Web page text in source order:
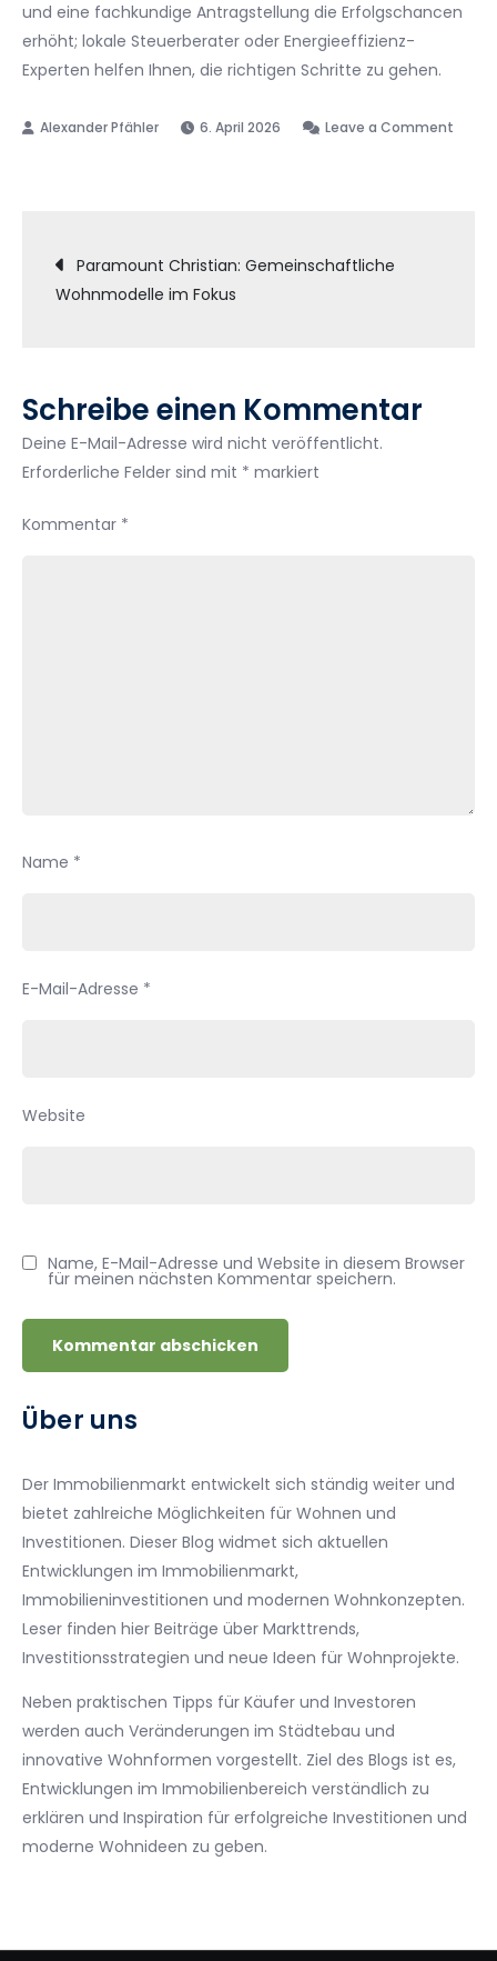
und eine fachkundige Antragstellung die Erfolgschancen
erhöht; lokale Steuerberater oder Energieeffizienz-
Experten helfen Ihnen, die richtigen Schritte zu gehen.
6. April 2026
Leave a Comment
kaufen:Beitragsnavigation
Paramount Christian: Gemeinschaftliche
Wohnmodelle im Fokus
Schreibe einen Kommentar
Deine E-Mail-Adresse wird nicht veröffentlicht.
Erforderliche Felder sind mit * markiert
Kommentar *
Name *
E-Mail-Adresse *
Website
Name, E-Mail-Adresse und Website in diesem Browser
für meinen nächsten Kommentar speichern.
Über uns
Der Immobilienmarkt entwickelt sich ständig weiter und
bietet zahlreiche Möglichkeiten für Wohnen und
Investitionen. Dieser Blog widmet sich aktuellen
Entwicklungen im Immobilienmarkt,
Immobilieninvestitionen und modernen Wohnkonzepten.
Leser finden hier Beiträge über Markttrends,
Investitionsstrategien und neue Ideen für Wohnprojekte.
Neben praktischen Tipps für Käufer und Investoren
werden auch Veränderungen im Städtebau und
innovative Wohnformen vorgestellt. Ziel des Blogs ist es,
Entwicklungen im Immobilienbereich verständlich zu
erklären und Inspiration für erfolgreiche Investitionen und
moderne Wohnideen zu geben.